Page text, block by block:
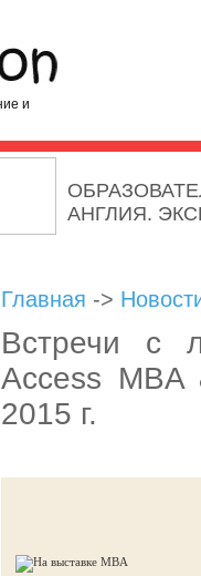
и
АНГЛИЯ.
Главная ->
Встречи с
Access
2015 г.